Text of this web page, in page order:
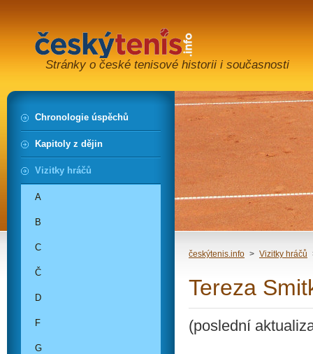
Stránky o české tenisové historii i současnosti
českýtenis.info > Vizitky hráčů
Tereza
(poslední
Chronologie úspěchů
Kapitoly z dějin
Vizitky hráčů
A
B
C
Č
D
F
G